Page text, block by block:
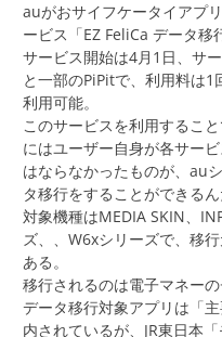
auがおサイフケータイアプ
ービス「EZ FeliCa データ移
サービス開始は4月1日、サ
と一部のPiPitで、利用料は
利用可能。
このサービスを利用するこ
にはユーザー自身が各サー
はならなかったものが、au
タ移行をすることができるん
対象機種はMEDIA SKIN、
ズ、、W6xシリーズで、移
ある。
移行されるのは電子マネー
データ移行対象アプリは「
内されているが、JR東日本